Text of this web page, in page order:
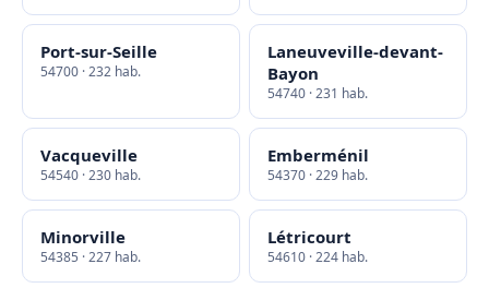
Port-sur-Seille
54700 · 232 hab.
Laneuveville-devant-
Bayon
54740 · 231 hab.
Vacqueville
54540 · 230 hab.
Emberménil
54370 · 229 hab.
Minorville
54385 · 227 hab.
Létricourt
54610 · 224 hab.